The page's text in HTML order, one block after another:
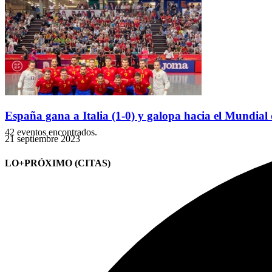
España gana a Italia (1-0) y galopa hacia el Mundial
21 septiembre 2023
LO+PRÓXIMO (CITAS)
42 eventos encontrados.